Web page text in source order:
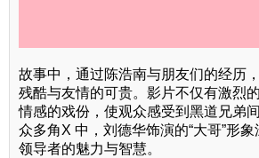
故事中，通过陈浩南与朋友们的经历
残酷与友情的可贵。影片不仅有激烈
情感的戏份，使观众感受到黑道兄弟
众多角X 中，刘德华饰演的“大哥”形
领导者的魅力与智慧。